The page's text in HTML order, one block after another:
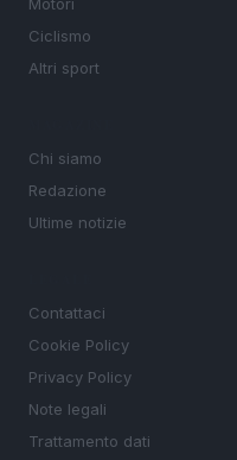
Ciclismo
Altri sport
Chi siamo
Redazione
Ultime notizie
Contattaci
Cookie Policy
Privacy Policy
Note legali
Trattamento dati